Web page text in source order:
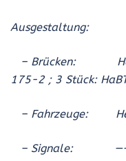
Ausgestaltung:
– Brücken:
175-2 ; 3 Stück:
– Fahrzeuge:
– Signale: